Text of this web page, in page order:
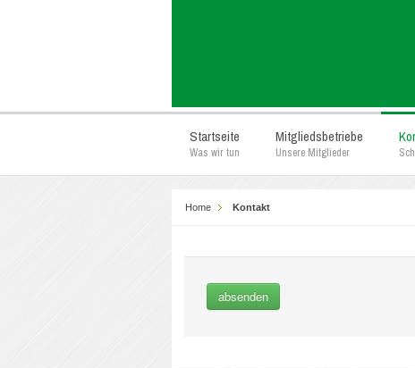
Startseite
Was wir tun
Mitgliedsbetriebe
Unsere Mitglieder
Home Kontakt
absenden